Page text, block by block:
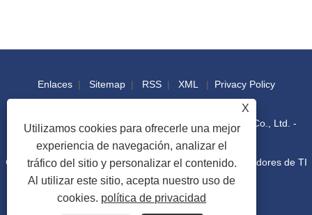
Enlaces| Sitemap| RSS| XML | Privacy Policy
Copyright © 2022 Hebei Shouke Yuantuo Technology Co., Ltd. -
Consola industrial, caja de distribución, gabinete de bastidores de TI
- Todos los derechos reservados
X
Utilizamos cookies para ofrecerle una mejor
experiencia de navegación, analizar el
tráfico del sitio y personalizar el contenido.
Al utilizar este sitio, acepta nuestro uso de
cookies. política de privacidad